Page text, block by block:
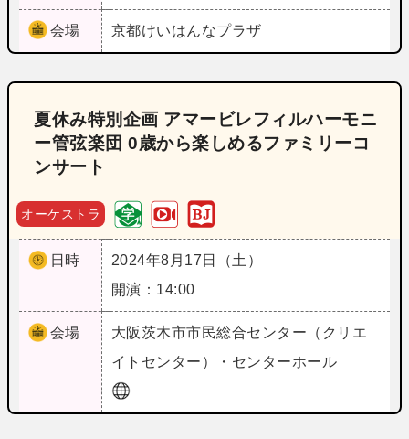
会場 京都けいはんなプラザ
夏休み特別企画 アマービレフィルハーモニ
ー管弦楽団 0歳から楽しめるファミリーコ
ンサート
オーケストラ
日時
2024年8月17日（土）
開演：14:00
会場 大阪茨木市市民総合センター（クリエ
イトセンター）・センターホール